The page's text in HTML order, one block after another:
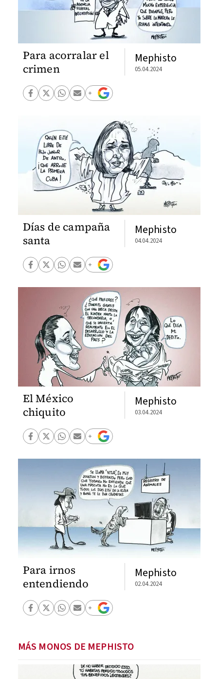
Para acorralar el
crimen
Mephisto
05.04.2024
Días de campaña
santa
Mephisto
04.04.2024
El México
chiquito
Mephisto
03.04.2024
Para irnos
entendiendo
Mephisto
02.04.2024
MÁS MONOS DE MEPHISTO